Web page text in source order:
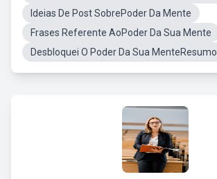
Ideias De Post SobrePoder Da Mente
Frases Referente AoPoder Da Sua Mente
Desbloquei O Poder Da Sua MenteResumo